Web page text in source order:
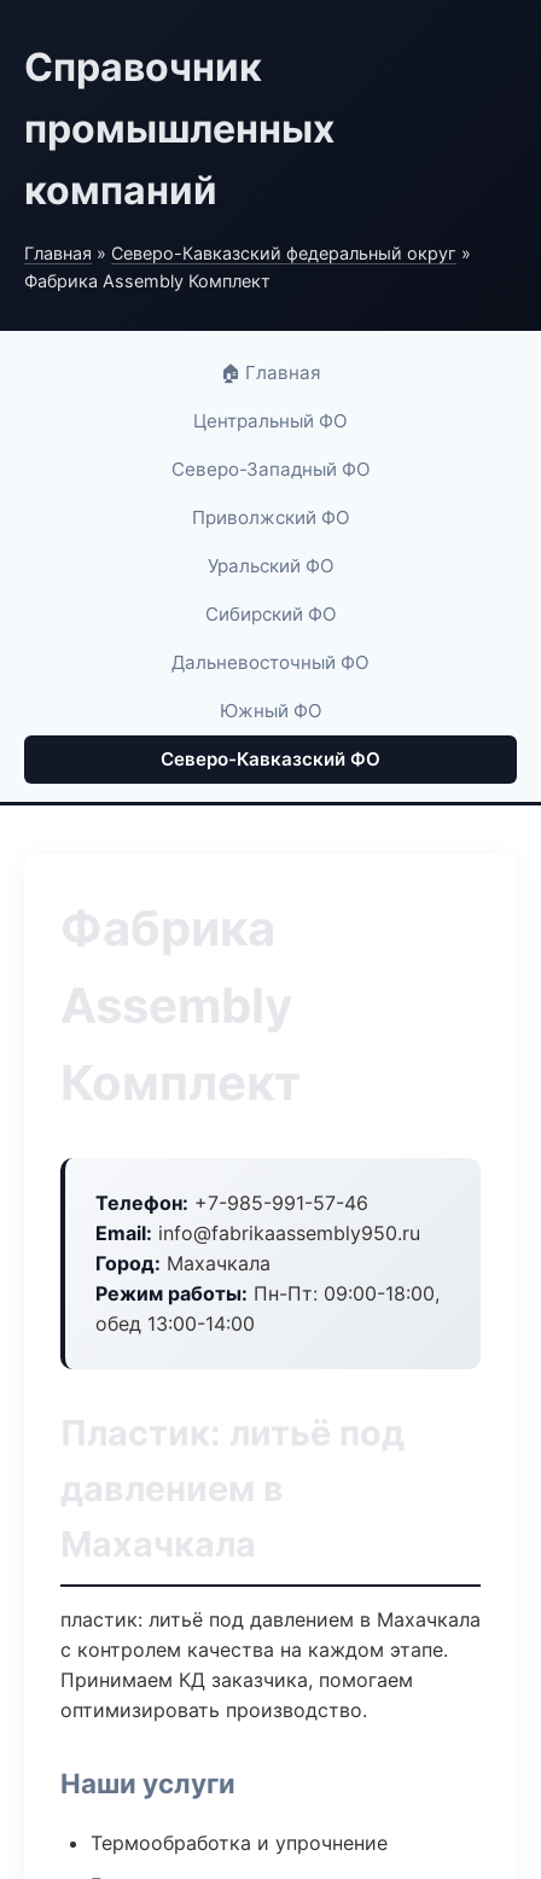
Справочник
промышленных
компаний
Главная » Северо-Кавказский федеральный округ »
Фабрика Assembly Комплект
🏠 Главная
Центральный ФО
Северо-Западный ФО
Приволжский ФО
Уральский ФО
Сибирский ФО
Дальневосточный ФО
Южный ФО
Северо-Кавказский ФО
Фабрика
Assembly
Комплект
Телефон: +7-985-991-57-46
Email: info@fabrikaassembly950.ru
Город: Махачкала
Режим работы: Пн-Пт: 09:00-18:00,
обед 13:00-14:00
Пластик: литьё под
давлением в
Махачкала
пластик: литьё под давлением в Махачкала
с контролем качества на каждом этапе.
Принимаем КД заказчика, помогаем
оптимизировать производство.
Наши услуги
Термообработка и упрочнение